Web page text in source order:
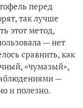
перед
так лучше
этот метод,
— нет
сравнить, как
«чумазый»,
—
и полезно.